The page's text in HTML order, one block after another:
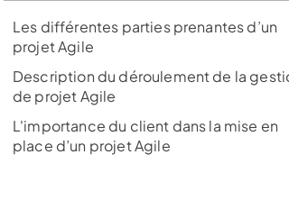
Les différentes parties prenantes d’un
projet Agile
Description du déroulement de la
de projet Agile
L'importance du client dans la mise en
place d’un projet Agile